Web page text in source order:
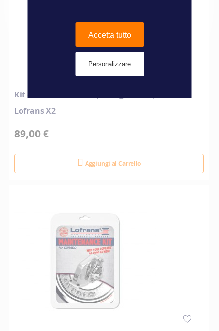
Kit di manutenzione per argano salpa-ancore
Lofrans X2
89,00 €
Aggiungi al Carrello
Accetta tutto
Personalizzare